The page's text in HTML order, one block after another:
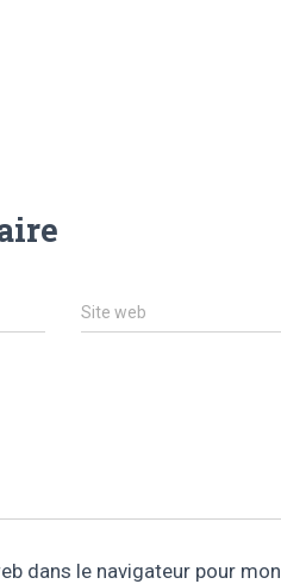
Site web
dans le navigateur pour mon